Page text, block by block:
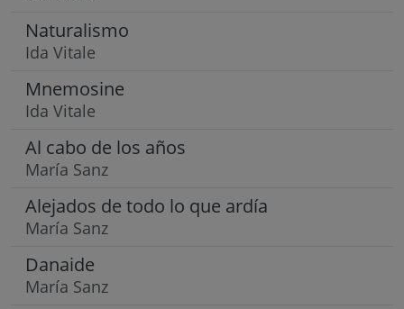
Naturalismo
Ida Vitale
Mnemosine
Ida Vitale
Al cabo de los años
María Sanz
Alejados de todo lo que ardía
María Sanz
Danaide
María Sanz